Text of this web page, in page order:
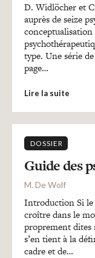
D. Widlöcher et
auprès de seize
type. Une série
page…
Lire la suite
DOSSIER
Guide des
M. De Wolf
Introduction Si le
croître dans le
proprement dites
s’en tient à la
cadre et de…